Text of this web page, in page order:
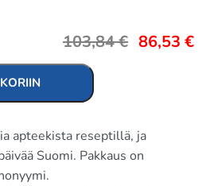
103,84€ 86,53 €
apteekista reseptillä, ja
Suomi. Pakkaus on